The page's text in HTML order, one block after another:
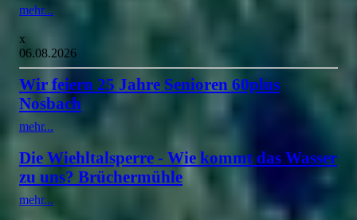
mehr...
x
06.08.2026
Wir feiern 25 Jahre Senioren 60plus
Nosbach
mehr...
Die Wiehltalsperre - Wie kommt das Wasser
zu uns? Brüchermühle
mehr...